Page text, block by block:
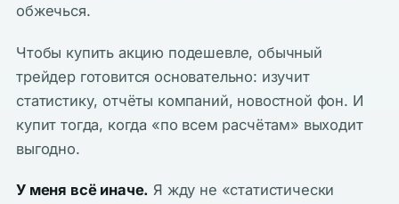
обжечься.
Чтобы купить акцию подешевле, обычный
трейдер готовится основательно: изучит
статистику, отчёты компаний, новостной фон. И
купит тогда, когда «по всем расчётам» выходит
выгодно.
У меня всё иначе. Я жду не «статистически